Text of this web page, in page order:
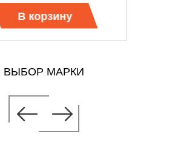
В корзину
ВЫБОР МАРКИ